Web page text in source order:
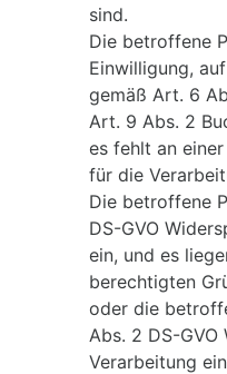
sind.
Die betroffene
Einwilligung,
gemäß Art. 6
Art. 9 Abs. 2
es fehlt an
für die
Die betroffene
DS-GVO
ein, und es
berechtigten
oder die
Abs. 2 DS-
Verarbeitung